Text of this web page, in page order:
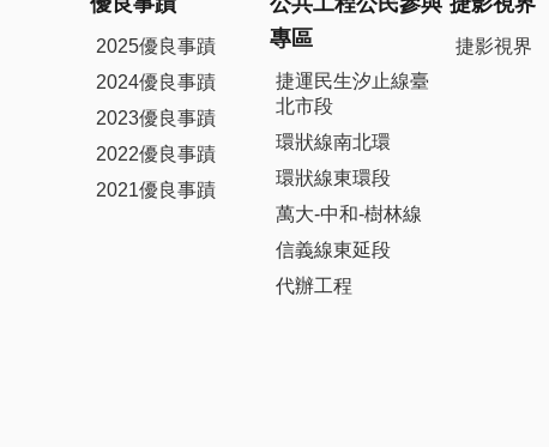
2025優良事蹟
2024優良事蹟
2023優良事蹟
2022優良事蹟
2021優良事蹟
專區
捷運民生汐止線臺
北市段
環狀線南北環
環狀線東環段
萬大-中和-樹林線
信義線東延段
代辦工程
捷影視界